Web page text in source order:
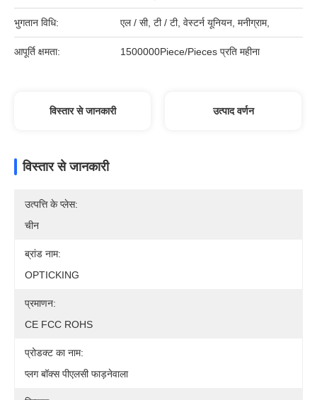
भुगतान विधि: एल / सी, टी / टी, वेस्टर्न यूनियन, मनीग्राम,
आपूर्ति क्षमता: 1500000Piece/Pieces प्रति महीना
विस्तार से जानकारी उत्पाद वर्णन
विस्तार से जानकारी
उत्पत्ति के प्लेस:
चीन
ब्रांड नाम:
OPTICKING
प्रमाणन:
CE FCC ROHS
प्रोडक्ट का नाम:
प्लग बॉक्स पीएलसी फाड़नेवाला